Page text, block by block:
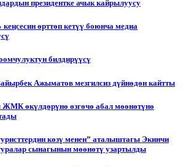
президентке ачык кайрылуусу
өрттөп кетүү боюнча медиа
билдирүүсү
Ажыматов мезгилсиз дүйнөдөн кайтты
өкүлдөрүнө өзгөчө абал мөөнөтүнө
көзү менен” аталыштагы Экинчи
сынагынын мөөнөтү узартылды